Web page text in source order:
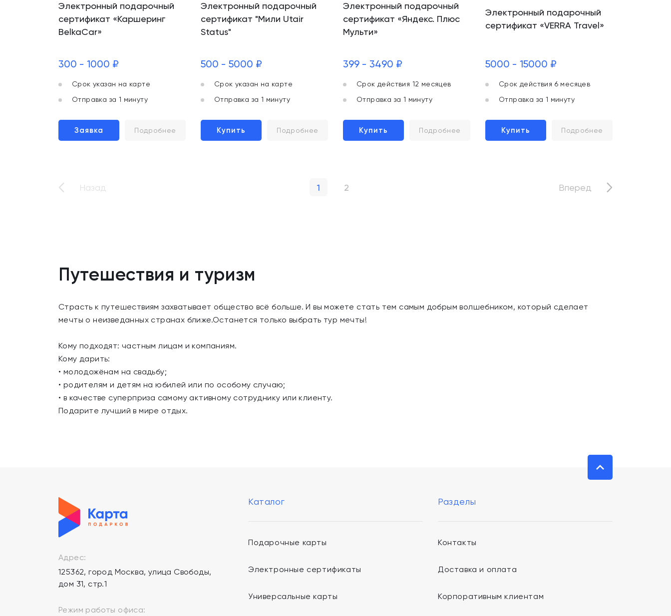
Электронный подарочный
сертификат «Каршеринг
BelkaCar»
300 - 1000 ₽
Срок указан на карте
Отправка за 1 минуту
Заявка Подробнее
Электронный подарочный
сертификат "Мили Utair
Status"
500 - 5000 ₽
Срок указан на карте
Отправка за 1 минуту
Купить Подробнее
Электронный подарочный
сертификат «Яндекс. Плюс
Мульти»
399 - 3490 ₽
Срок действия 12 месяцев
Отправка за 1 минуту
Купить Подробнее
Электронный подарочный
сертификат «VERRA Travel»
5000 - 15000 ₽
Срок действия 6 месяцев
Отправка за 1 минуту
Купить Подробнее
Назад 1 2 Вперед
Путешествия и туризм
Страсть к путешествиям захватывает общество всё больше. И вы можете стать тем самым добрым волшебником, который сделает
мечты о неизведанных странах ближе.Останется только выбрать тур мечты!
Кому подходят: частным лицам и компаниям.
Кому дарить:
• молодожёнам на свадьбу;
• родителям и детям на юбилей или по особому случаю;
• в качестве суперприза самому активному сотруднику или клиенту.
Подарите лучший в мире отдых.
Адрес:
125362, город Москва, улица Свободы,
дом 31, стр.1
Режим работы офиса:
Каталог
Подарочные карты
Электронные сертификаты
Универсальные карты
Разделы
Контакты
Доставка и оплата
Корпоративным клиентам